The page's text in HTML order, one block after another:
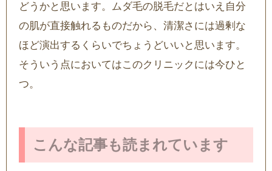
どうかと思います。ムダ毛の脱毛だとはいえ自分
の肌が直接触れるものだから、清潔さには過剰な
ほど演出するくらいでちょうどいいと思います。
そういう点においてはこのクリニックには今ひと
つ。
こんな記事も読まれています